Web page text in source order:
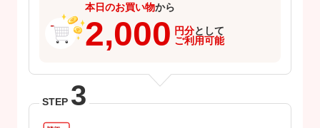
本日のお買い物から
2,000 円分として
ご利用可能
STEP 3